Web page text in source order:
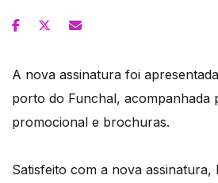
A nova assinatura foi
porto do Funchal, acompanhada
promocional e brochuras.
Satisfeito com a nova assinatura,